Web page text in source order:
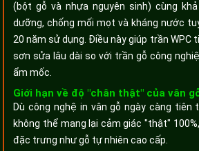
(bột gỗ và nhựa nguyên sinh) cùng
dưỡng, chống mối mọt và kháng nước
20 năm sử dụng. Điều này giúp trần WPC
sơn sửa lâu dài so với trần gỗ công
ẩm mốc.
Giới hạn về độ "chân thật" của vân
Dù công nghệ in vân gỗ ngày càng tiên
không thể mang lại cảm giác "thật"
đặc trưng như gỗ tự nhiên cao cấp.